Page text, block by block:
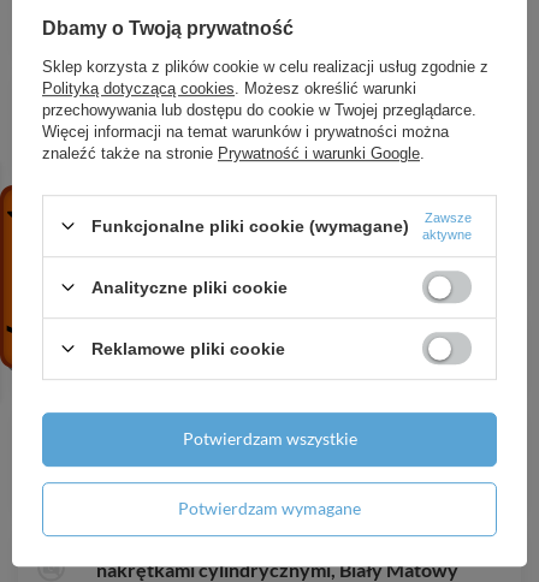
Kolor frontu: Ciemny Szary materiał tekstylny
5 480,27 zł
szt.
HG Zesis S Jednouchwytowa bateria
umywalkowa 100 CoolStart z kompletem
odpływowym z cięgłem, Czarny Matowy
671,58 zł / szt.
HG Tecturis E Jednouchwytowa bateria bidetowa
z kompletem odpływowym z cięgłem, Brąz
Szczotkowany
1 386,21 zł / szt.
HG Metropol Jednouchwytowa bateria
wannowa, natynkowa, Brąz Szczotkowany
2 588,17 zł / szt.
HG Logis Jednouchwytowa bateria umywalkowa
100 z kompletem odpływowym Push-Open,
Czarny Matowy
/ szt.
AX ShowerSolutions Wąż prysznicowy 1,25 m z
nakrętkami cylindrycznymi, Biały Matowy
Dbamy o Twoją prywatność
Sklep korzysta z plików cookie w celu realizacji usług zgodnie z
Polityką dotyczącą cookies . Możesz określić warunki
przechowywania lub dostępu do cookie w Twojej przeglądarce.
Więcej informacji na temat warunków i prywatności można
znaleźć także na stronie Prywatność i warunki Google
Funkcjonalne pliki cookie (wymagane)
Zawsze
aktywne
Analityczne pliki cookie
Reklamowe pliki cookie
Potwierdzam wymagane
Potwierdzam wszystkie